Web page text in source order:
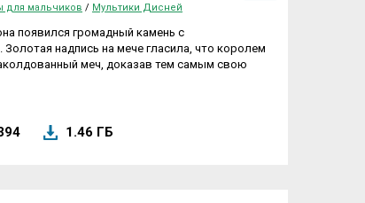
для мальчиков / Мультики Дисней
появился громадный камень с
надпись на мече гласила, что королем
меч, доказав тем самым свою
1.46 ГБ